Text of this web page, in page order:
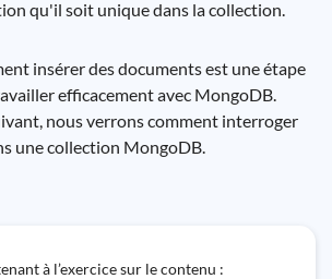
qu'il soit unique dans la collection.
insérer des documents est une étape
efficacement avec MongoDB.
nous verrons comment interroger
une collection MongoDB.
à l’exercice sur le contenu :